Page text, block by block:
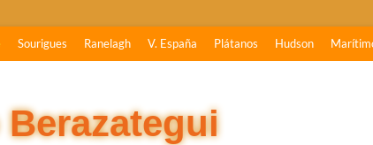
Sourigues Ranelagh V. España Plátanos Hudson